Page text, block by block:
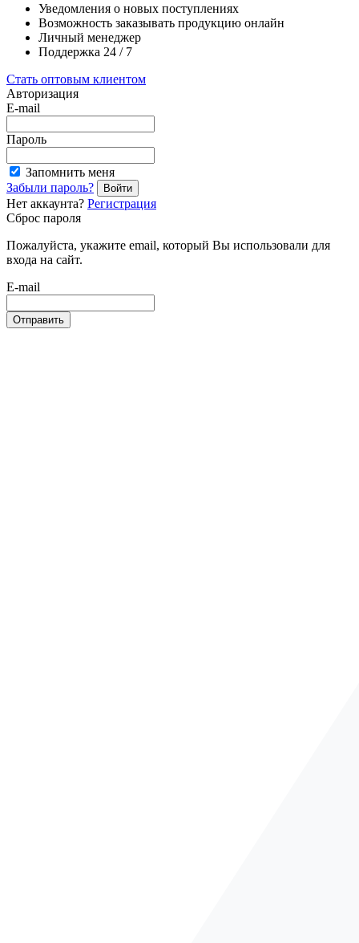
Уведомления о новых поступлениях
Возможность заказывать продукцию онлайн
Личный менеджер
Поддержка 24 / 7
Стать оптовым клиентом
Авторизация
E-mail
Пароль
Запомнить меня
Забыли пароль?
Войти
Нет аккаунта? Регистрация
Сброс пароля
Пожалуйста, укажите email, который Вы использовали для
входа на сайт.
E-mail
Отправить